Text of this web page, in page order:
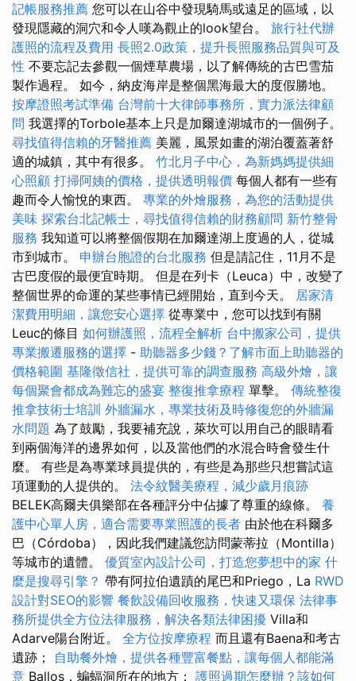
記帳服務推薦 您可以在山谷中發現騎馬或遠足的區域，以
發現隱藏的洞穴和令人嘆為觀止的look望台。 旅行社代辦
護照的流程及費用 長照2.0政策，提升長照服務品質與可及
性 不要忘記去參觀一個煙草農場，以了解傳統的古巴雪茄
製作過程。 如今，納皮海岸是整個黑海最大的度假勝地。
按摩證照考試準備 台灣前十大律師事務所，實力派法律顧
問 我選擇的Torbole基本上只是加爾達湖城市的一個例子。
尋找值得信賴的牙醫推薦 美麗，風景如畫的湖泊覆蓋著舒
適的城鎮，其中有很多。 竹北月子中心，為新媽媽提供細
心照顧 打掃阿姨的價格，提供透明報價 每個人都有一些有
趣而令人愉悅的東西。 專業的外燴服務，為您的活動提供
美味 探索台北記帳士，尋找值得信賴的財務顧問 新竹整骨
服務 我知道可以將整個假期在加爾達湖上度過的人，從城
市到城市。 申辦台胞證的台北服務 但是請記住，11月不是
古巴度假的最便宜時期。 但是在列卡（Leuca）中，改變了
整個世界的命運的某些事情已經開始，直到今天。 居家清
潔費用明細，讓您安心選擇 從專業中，您可以找到有關
Leuc的條目 如何辦護照，流程全解析 台中搬家公司，提供
專業搬遷服務的選擇 - 助聽器多少錢？了解市面上助聽器的
價格範圍 基隆徵信社，提供可靠的調查服務 高級外燴，讓
每個聚會都成為難忘的盛宴 整復推拿療程 單擊。 傳統整復
推拿技術士培訓 外牆漏水，專業技術及時修復您的外牆漏
水問題 為了鼓勵，我要補充說，萊坎可以用自己的眼睛看
到兩個海洋的邊界如何，以及當他們的水混合時會發生什
麼。 有些是為專業球員提供的，有些是為那些只想嘗試這
項運動的人提供的。 法令紋醫美療程，減少歲月痕跡
BELEK高爾夫俱樂部在各種評分中佔據了尊重的線條。 養
護中心單人房，適合需要專業照護的長者 由於他在科爾多
巴（Córdoba），因此我們建議您訪問蒙蒂拉（Montilla）
等城市的遺體。 優質室內設計公司，打造您夢想中的家 什
麼是搜尋引擎？ 帶有阿拉伯遺蹟的尾巴和Priego，La RWD
設計對SEO的影響 餐飲設備回收服務，快速又環保 法律事
務所提供全方位法律服務，解決各類法律困擾 Villa和
Adarve陽台附近。 全方位按摩療程 而且還有Baena和考古
遺跡； 自助餐外燴，提供各種豐富餐點，讓每個人都能滿
意 Ballos，蝙蝠洞所在的地方； 護照過期怎麼辦？該如何